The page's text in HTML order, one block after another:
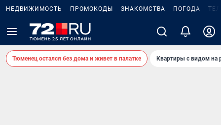
НЕДВИЖИМОСТЬ ПРОМОКОДЫ ЗНАКОМСТВА ПОГОДА
Тюменец остался без дома и живет в палатке Квартиры с видом на